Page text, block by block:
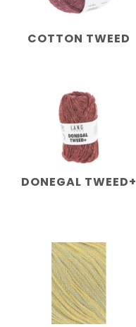
COTTON TWEED
DONEGAL TWEED+